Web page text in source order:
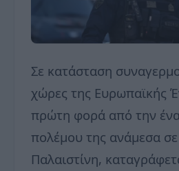
Σε κατάσταση
χώρες της Ευρωπαϊκής
πρώτη φορά από την
πολέμου της ανάμεσα
Παλαιστίνη,